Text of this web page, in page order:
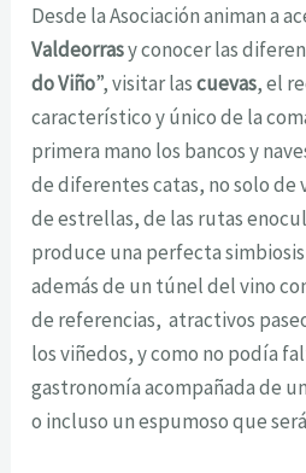
Desde la Asociación animan a
Valdeorrasy conocer las
do Viño”, visitar lascuevas, el
característico y único de la
primera mano los bancos y
de diferentes catas, no solo de
de estrellas, de las rutas
produce una perfecta
además de un túnel del vino
de referencias, atractivos
los viñedos, y como no podía
gastronomía acompañada de
o incluso un espumoso que